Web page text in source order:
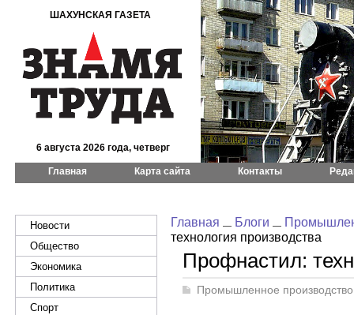
ШАХУНСКАЯ ГАЗЕТА
6 августа 2026 года, четверг
Главная Карта сайта Контакты
Новости
Общество
Экономика
Политика
Спорт
Главная Блоги
технология производства
Профнастил:
Промышленное производство